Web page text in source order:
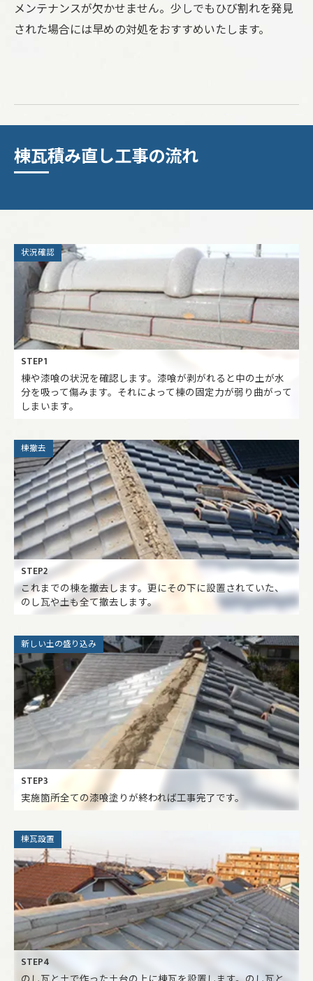
メンテナンスが欠かせません。少しでもひび割れを発見
された場合には早めの対処をおすすめいたします。
棟瓦積み直し工事の流れ
状況確認
STEP1
棟や漆喰の状況を確認します。漆喰が剥がれると中の土が水
分を吸って傷みます。それによって棟の固定力が弱り曲がって
しまいます。
棟撤去
STEP2
これまでの棟を撤去します。更にその下に設置されていた、
のし瓦や土も全て撤去します。
新しい土の盛り込み
STEP3
実施箇所全ての漆喰塗りが終われば工事完了です。
棟瓦設置
STEP4